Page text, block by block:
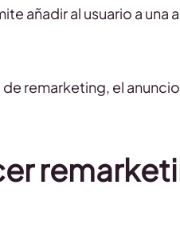
añadir al usuario a
remarketing, el